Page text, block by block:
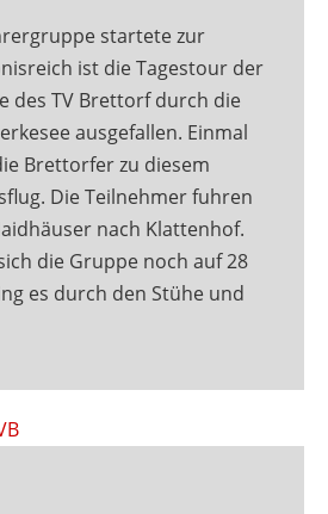
startete zur
ist die Tagestour der
des TV Brettorf durch die
ausgefallen. Einmal
Brettorfer zu diesem
Die Teilnehmer fuhren
nach Klattenhof.
die Gruppe noch auf 28
es durch den Stühe und